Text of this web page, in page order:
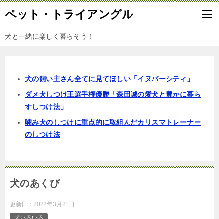
ペット・トライアングル
犬と一緒に楽しく暮らそう！
犬の飼い主さん全てに見てほしい「イヌバーシティ」
ダメ犬しつけ王選手権優勝「森田誠の愛犬と豊かに暮ら
すしつけ法」
噛み犬のしつけに重点的に取組んだカリスマトレーナー
のしつけ法
犬のあくび
更新日： 2022年3月21日
犬いろいろ